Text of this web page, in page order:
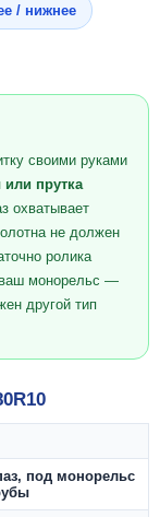
/ нижнее
своими руками
или прутка
охватывает
не должен
ролика
монорельс —
другой тип
под монорельс